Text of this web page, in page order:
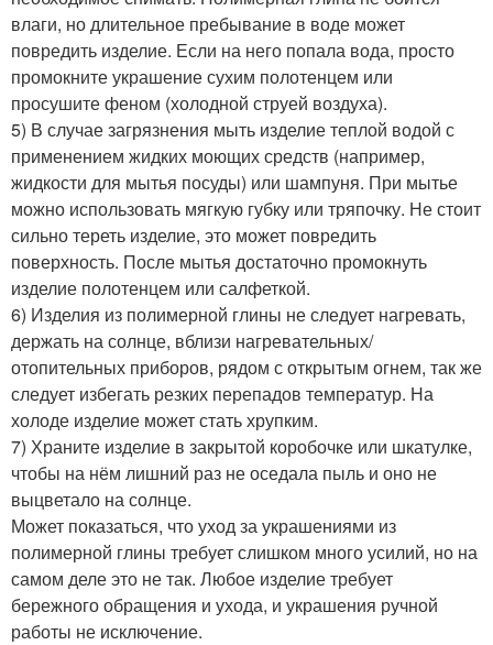
влаги, но длительное пребывание в воде может
повредить изделие. Если на него попала вода, просто
промокните украшение сухим полотенцем или
просушите феном (холодной струей воздуха).
5) В случае загрязнения мыть изделие теплой водой с
применением жидких моющих средств (например,
жидкости для мытья посуды) или шампуня. При мытье
можно использовать мягкую губку или тряпочку. Не стоит
сильно тереть изделие, это может повредить
поверхность. После мытья достаточно промокнуть
изделие полотенцем или салфеткой.
6) Изделия из полимерной глины не следует нагревать,
держать на солнце, вблизи нагревательных/
отопительных приборов, рядом с открытым огнем, так же
следует избегать резких перепадов температур. На
холоде изделие может стать хрупким.
7) Храните изделие в закрытой коробочке или шкатулке,
чтобы на нём лишний раз не оседала пыль и оно не
выцветало на солнце.
Может показаться, что уход за украшениями из
полимерной глины требует слишком много усилий, но на
самом деле это не так. Любое изделие требует
бережного обращения и ухода, и украшения ручной
работы не исключение.